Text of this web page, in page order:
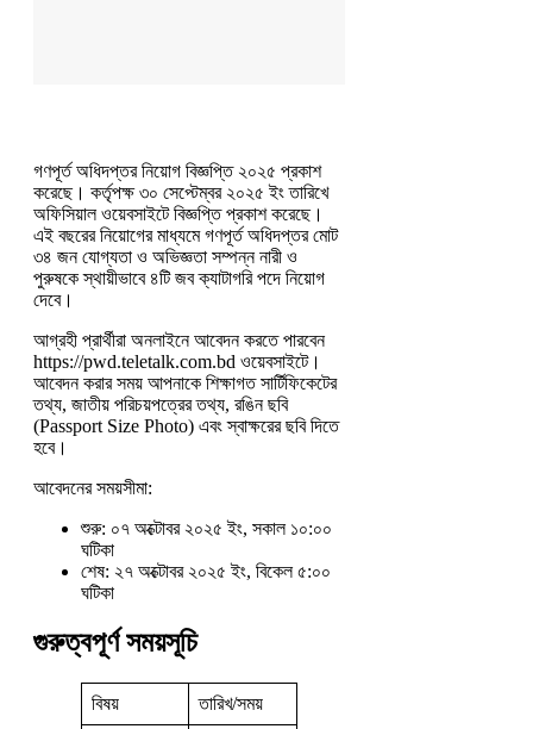
গণপূর্ত অধিদপ্তর নিয়োগ বিজ্ঞপ্তি ২০২৫ প্রকাশ
করেছে। কর্তৃপক্ষ ৩০ সেপ্টেম্বর ২০২৫ ইং তারিখে
অফিসিয়াল ওয়েবসাইটে বিজ্ঞপ্তি প্রকাশ করেছে।
এই বছরের নিয়োগের মাধ্যমে গণপূর্ত অধিদপ্তর মোট
৩৪ জন যোগ্যতা ও অভিজ্ঞতা সম্পন্ন নারী ও
পুরুষকে স্থায়ীভাবে ৪টি জব ক্যাটাগরি পদে নিয়োগ
দেবে।
আগ্রহী প্রার্থীরা অনলাইনে আবেদন করতে পারবেন
https://pwd.teletalk.com.bd ওয়েবসাইটে।
আবেদন করার সময় আপনাকে শিক্ষাগত সার্টিফিকেটের
তথ্য, জাতীয় পরিচয়পত্রের তথ্য, রঙিন ছবি
(Passport Size Photo) এবং স্বাক্ষরের ছবি দিতে
হবে।
আবেদনের সময়সীমা:
শুরু: ০৭ অক্টোবর ২০২৫ ইং, সকাল ১০:০০
ঘটিকা
শেষ: ২৭ অক্টোবর ২০২৫ ইং, বিকেল ৫:০০
ঘটিকা
গুরুত্বপূর্ণ সময়সূচি
বিষয় তারিখ/সময়